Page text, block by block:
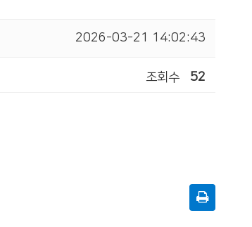
2026-03-21 14:02:43
조회수 52